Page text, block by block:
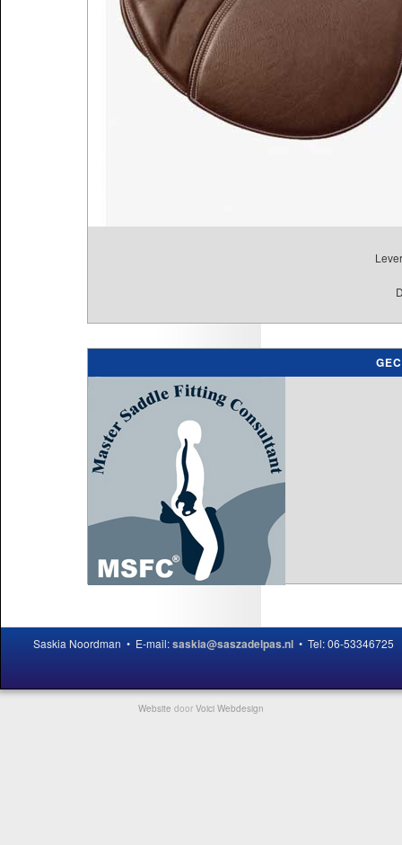
Saskia Noordman • E-mail:saskia@saszadelpas.nl • Tel: 06-53346725
Website door Voici Webdesign